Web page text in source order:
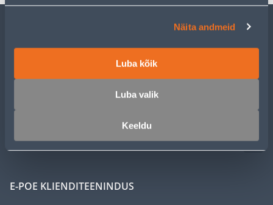
Näita andmeid
Luba kõik
Luba valik
Keeldu
TEENUSED
MEISTRIKLUBI
ETTEVÕTTEST
E-POE KLIENDITEENINDUS